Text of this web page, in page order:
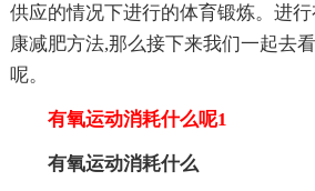
供应的情况下进行的体育锻炼。进
康减肥方法,那么接下来我们一起去
呢。
有氧运动消耗什么呢1
有氧运动消耗什么